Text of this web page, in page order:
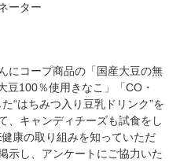
ーター
にコープ商品の「国産大豆の無
豆100％使用きなこ」「CO・
“はちみつ入り豆乳ドリンク”を
、キャンディチーズも試食をし
康の取り組みを知っていただ
示し、アンケートにご協力いた